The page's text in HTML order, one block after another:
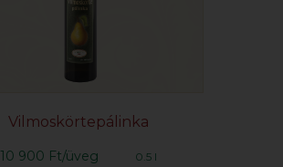
Vilmoskörtepálinka
10 900 Ft/üveg 0.5 l